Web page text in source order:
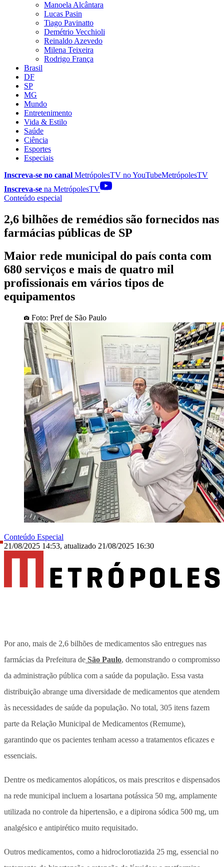
Manoela Alcântara
Lucas Pasin
Tiago Pavinatto
Demétrio Vecchioli
Reinaldo Azevedo
Milena Teixeira
Rodrigo França
Brasil
DF
SP
MG
Mundo
Entretenimento
Vida & Estilo
Saúde
Ciência
Esportes
Especiais
Inscreva-se no canal MetrópolesTV noYouTubeMetrópolesTV
Inscreva-se na MetrópolesTV
Conteúdo especial
2,6 bilhões de remédios são fornecidos nas
farmácias públicas de SP
Maior rede municipal do país conta com
680 serviços e mais de quatro mil
profissionais em vários tipos de
equipamentos
Foto: Pref de São Paulo
Conteúdo Especial
21/08/2025 14:53, atualizado 21/08/2025 16:30
Por ano, mais de 2,6 bilhões de medicamentos são entregues nas
farmácias da Prefeitura de São Paulo, demonstrando o compromisso
da administração pública com a saúde da população. Essa vasta
distribuição abrange uma diversidade de medicamentos que atendem
às necessidades de saúde da população. No total, 305 itens fazem
parte da Relação Municipal de Medicamentos (Remume),
garantindo que os pacientes tenham acesso a tratamentos eficazes e
essenciais.
Dentre os medicamentos alopáticos, os mais prescritos e dispensados
na rede municipal incluem a losartana potássica 50 mg, amplamente
utilizada no controle da hipertensão, e a dipirona sódica 500 mg, um
analgésico e antipirético muito requisitado.
Outros medicamentos, como a hidroclorotiazida 25 mg, essencial no